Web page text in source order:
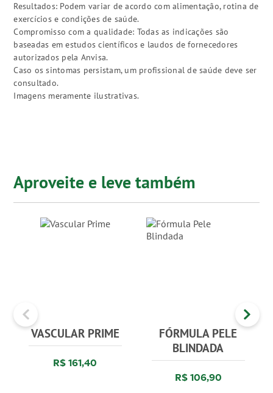
Resultados: Podem variar de acordo com alimentação, rotina de
exercícios e condições de saúde.
Compromisso com a qualidade: Todas as indicações são
baseadas em estudos científicos e laudos de fornecedores
autorizados pela Anvisa.
Caso os sintomas persistam, um profissional de saúde deve ser
consultado.
Imagens meramente ilustrativas.
Aproveite e leve também
VASCULAR PRIME
R$ 161,40
FÓRMULA PELE
BLINDADA
R$ 106,90